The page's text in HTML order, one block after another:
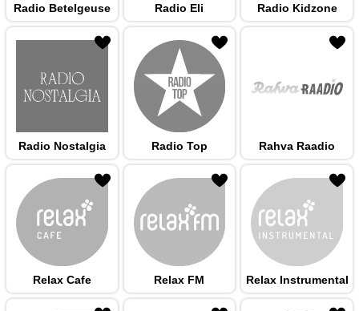
Radio Betelgeuse Radio Eli Radio Kidzone
Radio Nostalgia Radio Top Rahva Raadio
Relax Cafe Relax FM Relax Instrumental